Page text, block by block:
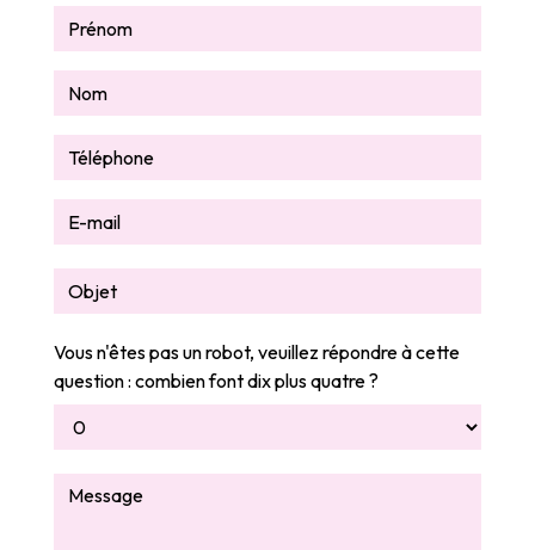
Vous n'êtes pas un robot, veuillez répondre à cette
question : combien font dix plus quatre ?